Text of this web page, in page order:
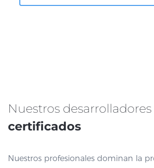
Nuestros desarrolladores
certificados
Nuestros profesionales dominan la